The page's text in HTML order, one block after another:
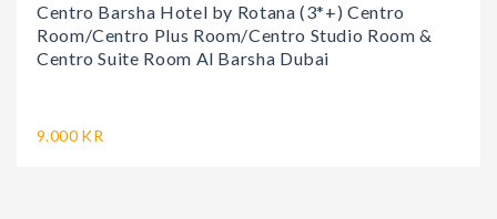
Centro Barsha Hotel by Rotana (3*+) Centro
Room/Centro Plus Room/Centro Studio Room &
Centro Suite Room Al Barsha Dubai
9.000 KR